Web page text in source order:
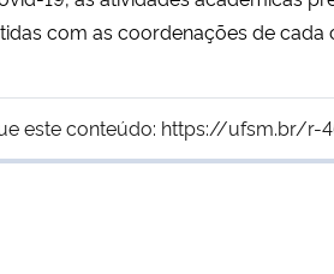
com as coordenações de cada
este conteúdo: https://ufsm.br/r-